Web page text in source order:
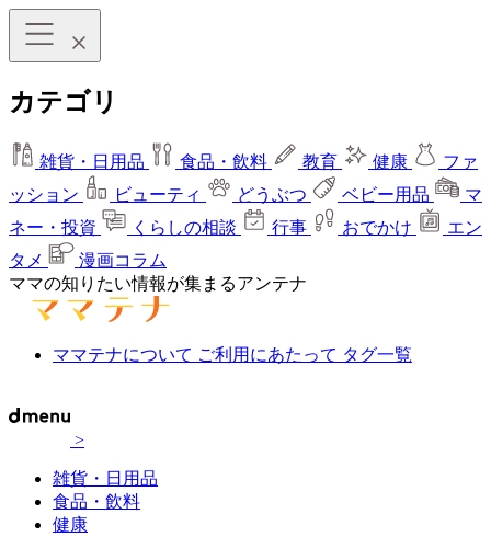
カテゴリ
雑貨・日用品 食品・飲料 教育 健康
ファ
ッション
ビューティ どうぶつ ベビー用品
マ
ネー・投資
くらしの相談 行事 おでかけ
エン
タメ
漫画コラム
ママの知りたい情報が集まるアンテナ
ママテナについて ご利用にあたって タグ一覧
>
雑貨・日用品
食品・飲料
健康